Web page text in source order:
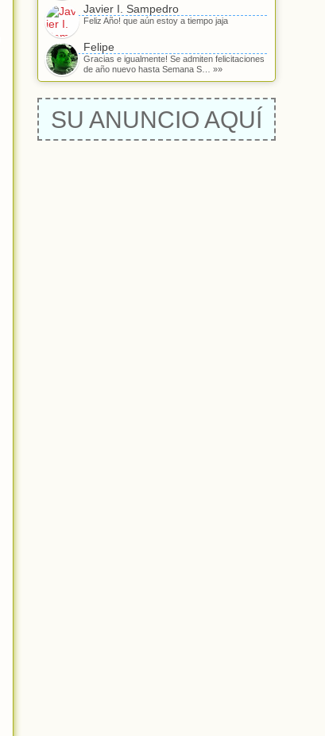
Javier I. Sampedro
Feliz Año! que aún estoy a tiempo jaja
Felipe
Gracias e igualmente! Se admiten felicitaciones
de año nuevo hasta Semana S… »»
SU ANUNCIO AQUÍ